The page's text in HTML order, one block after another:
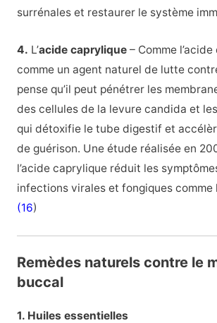
surrénales et restaurer le système
4. L’acide caprylique– Comme
comme un agent naturel de lutte
pense qu’il peut pénétrer les
des cellules de la levure candida et
qui détoxifie le tube digestif et
de guérison. Une étude réalisée en
l’acide caprylique réduit les
infections virales et fongiques comme
(16)
Remèdes naturels contre le
buccal
1. Huiles essentielles